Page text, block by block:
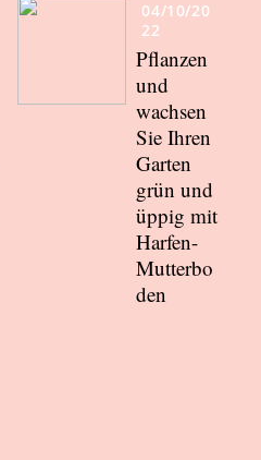
04/10/20
22
Pflanzen
und
wachsen
Sie Ihren
Garten
grün und
üppig mit
Harfen-
Mutterbo
den